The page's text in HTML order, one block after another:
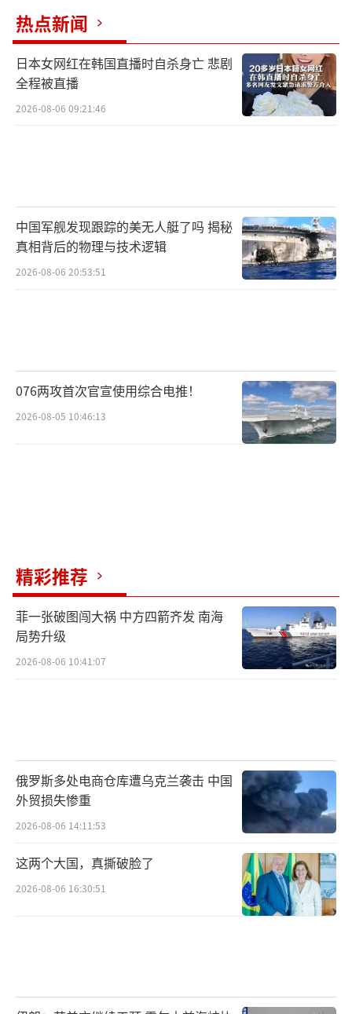
热点新闻
日本女网红在韩国直播时自杀身亡 悲剧
全程被直播
2026-08-06 09:21:46
中国军舰发现跟踪的美无人艇了吗 揭秘
真相背后的物理与技术逻辑
2026-08-06 20:53:51
076两攻首次官宣使用综合电推！
2026-08-05 10:46:13
精彩推荐
菲一张破图闯大祸 中方四箭齐发 南海
局势升级
2026-08-06 10:41:07
俄罗斯多处电商仓库遭乌克兰袭击 中国
外贸损失惨重
2026-08-06 14:11:53
这两个大国，真撕破脸了
2026-08-06 16:30:51